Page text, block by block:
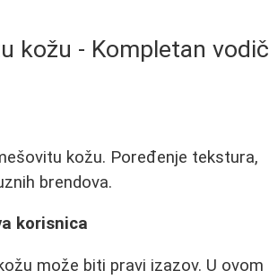
kožu - Kompletan vodič
kožu. Poređenje tekstura,
brendova.
korisnica
može biti pravi izazov. U ovom